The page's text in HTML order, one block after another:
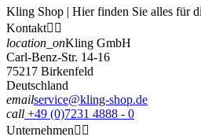
Kling Shop | Hier finden Sie alles für
Kontakt 
location_onKling GmbH
Carl-Benz-Str. 14-16
75217 Birkenfeld
Deutschland
emailservice@kling-shop.de
call +49 (0)7231 4888 - 0
Unternehmen 